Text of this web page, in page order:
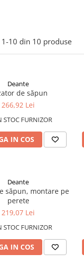
1-10 din 10 produse
Deante
de săpun
266,92 Lei
STOC FURNIZOR
IN COS
Deante
săpun, montare pe
perete
219,07 Lei
STOC FURNIZOR
IN COS